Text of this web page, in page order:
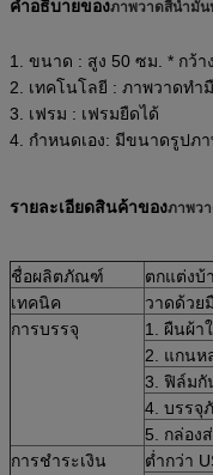
คำอธิบายของภาพวาดสีน้ำมัน
1. ขนาด : สูง 50 ซม. * กว้
2. เทคโนโลยี : ภาพวาดทำ
3. เฟรม : เฟรมยืดได้
4. กำหนดเอง: มีขนาดรูปภ
รายละเอียดสินค้าของภาพว
ชื่อผลิตภัณฑ์
ตกแต่งบ้
เทคนิค
วาดด้วย
การบรรจุ
1. ผืนผ้า
2. แกนห
3. ฟิล์มกั
4. บรรจุ
5. กล่อง
การชำระเงิน
ต่ำกว่า